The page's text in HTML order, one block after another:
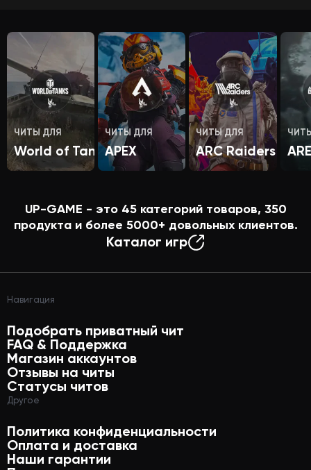
ЧИТЫ ДЛЯ
World of Tanks
ЧИТЫ ДЛЯ
APEX
ЧИТЫ ДЛЯ
ARC Raiders
UP-GAME - это 45категорий товаров, 350
продукта и более 5000+ довольных клиентов.
Каталог игр
Навигация
Подобрать приватный чит
FAQ & Поддержка
Магазин аккаунтов
Отзывы на читы
Статусы читов
Другое
Политика конфиденциальности
Оплата и доставка
Наши гарантии